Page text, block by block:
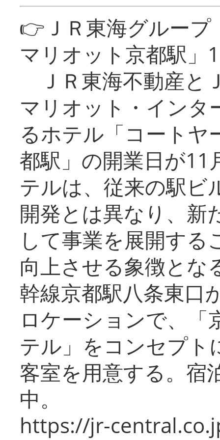
👉ＪＲ東海グルー
マリオット京都駅」
ＪＲ東海不動産と
マリオット・インタ
るホテル「コートヤ
都駅」の開業日が11
テルは、従来の駅ビ
開発とは異なり、新
して事業を展開する
向上させる象徴とな
幹線京都駅八条東口
ロケーションで、「
テル」をコンセプト
客室を用意する。宿
中。
https://jr-